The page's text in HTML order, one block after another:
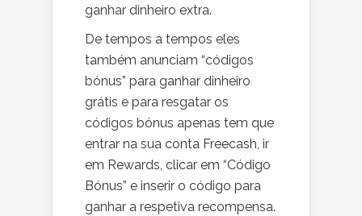
ganhar dinheiro extra.
De tempos a tempos eles
também anunciam “códigos
bónus” para ganhar dinheiro
grátis e para resgatar os
códigos bónus apenas tem que
entrar na sua conta Freecash, ir
em Rewards, clicar em “Código
Bónus” e inserir o código para
ganhar a respetiva recompensa.